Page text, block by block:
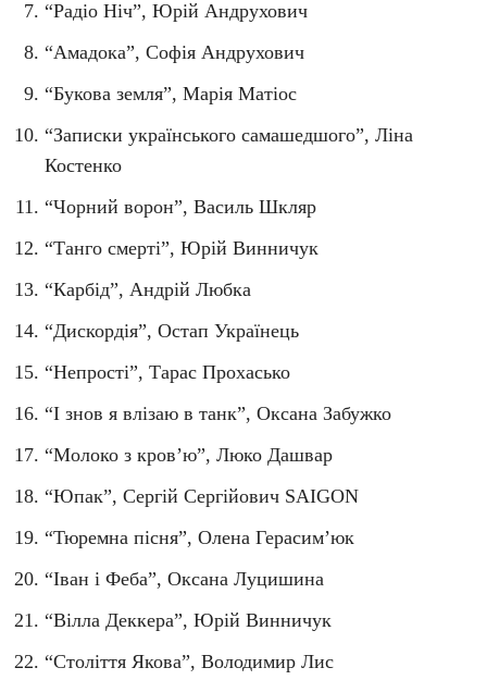
“Радіо Ніч”, Юрій Андрухович
“Амадока”, Софія Андрухович
“Букова земля”, Марія Матіос
“Записки українського самашедшого”, Ліна
Костенко
“Чорний ворон”, Василь Шкляр
“Танго смерті”, Юрій Винничук
“Карбід”, Андрій Любка
“Дискордія”, Остап Українець
“Непрості”, Тарас Прохасько
“І знов я влізаю в танк”, Оксана Забужко
“Молоко з кров’ю”, Люко Дашвар
“Юпак”, Сергій Сергійович SAIGON
“Тюремна пісня”, Олена Герасим’юк
“Іван і Феба”, Оксана Луцишина
“Вілла Деккера”, Юрій Винничук
“Століття Якова”, Володимир Лис